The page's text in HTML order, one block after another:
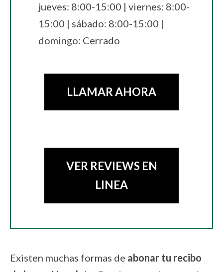
jueves: 8:00-15:00 | viernes: 8:00-
15:00 | sábado: 8:00-15:00 |
domingo: Cerrado
LLAMAR AHORA
VER REVIEWS EN
LINEA
Existen muchas formas de abonar tu recibo